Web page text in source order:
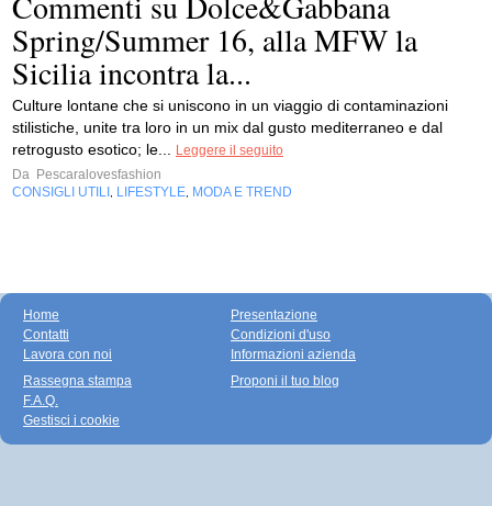
Spring/Summer 16, alla MFW la
Sicilia incontra la...
Culture lontane che si uniscono in un viaggio di contaminazioni
stilistiche, unite tra loro in un mix dal gusto mediterraneo e dal
retrogusto esotico; le...
Leggere il seguito
Da Pescaralovesfashion
CONSIGLI UTILI
LIFESTYLE MODA E TREND
Home
Contatti
Lavora con noi
Presentazione
Condizioni d'uso
Informazioni azienda
Rassegna stampa
F.A.Q.
Gestisci i cookie
Proponi il tuo blog